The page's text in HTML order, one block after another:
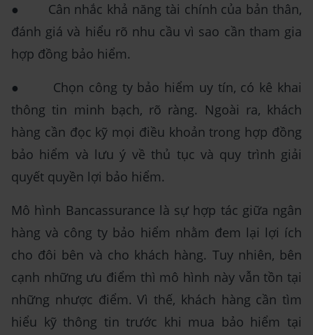
● Cân nhắc khả năng tài chính của bản thân,
đánh giá và hiểu rõ nhu cầu vì sao cần tham gia
hợp đồng bảo hiểm.
● Chọn công ty bảo hiểm uy tín, có kê khai
thông tin minh bạch, rõ ràng. Ngoài ra, khách
hàng cần đọc kỹ mọi điều khoản trong hợp đồng
bảo hiểm và lưu ý về thủ tục và quy trình giải
quyết quyền lợi bảo hiểm.
Mô hình Bancassurance là sự hợp tác giữa ngân
hàng và công ty bảo hiểm nhằm đem lại lợi ích
cho đôi bên và cho khách hàng. Tuy nhiên, bên
cạnh những ưu điểm thì mô hình này vẫn tồn tại
những nhược điểm. Vì thế, khách hàng cần tìm
hiểu kỹ thông tin trước khi mua bảo hiểm tại